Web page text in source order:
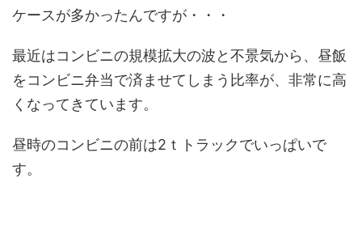
ケースが多かったんですが・・・
最近はコンビニの規模拡大の波と不景気から、昼飯
をコンビニ弁当で済ませてしまう比率が、非常に高
くなってきています。
昼時のコンビニの前は2ｔトラックでいっぱいで
す。